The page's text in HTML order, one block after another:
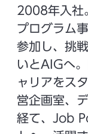
2008年入社
プログラム
参加し、挑
いとAIGへ
ャリアをス
営企画室、
経て、Job